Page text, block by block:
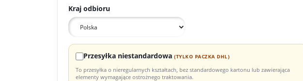
Kraj odbioru
Przesyłka niestandardowa (TYLKO PACZKA DHL)
To przesyłka o nieregularnych kształtach, bez standardowego kartonu lub zawierająca
elementy wymagające ostrożnego traktowania.